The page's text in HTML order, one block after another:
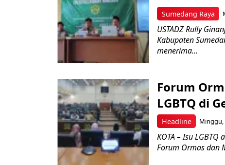
Sumedang Raya
USTADZ Rully
Kabupaten
menerima...
Headline
Forum
LGBTQ di
Minggu,
KOTA – Isu
Forum Ormas dan